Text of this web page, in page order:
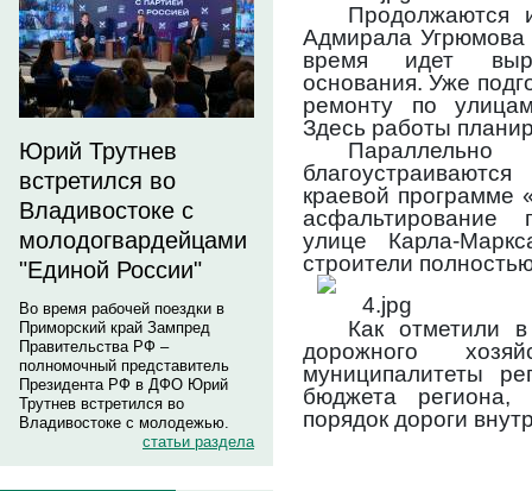
Юрий Трутнев
встретился во
Владивостоке с
молодогвардейцами
"Единой России"
Во время рабочей поездки в
Приморский край Зампред
Правительства РФ –
полномочный представитель
Президента РФ в ДФО Юрий
Трутнев встретился во
Владивостоке с молодежью.
статьи раздела
Продолжаются
Адмирала Угрюмова
время идет
основания. Уже
ремонту по
Здесь работы
краевой программе
асфальтирование
улице Карла-
строители
Как отметили
дорожного
муниципалитеты
бюджета региона,
порядок дороги